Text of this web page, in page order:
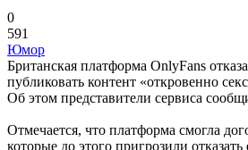
0
591
Юмор
Британская платформа OnlyFans
публиковать контент «откровенно
Об этом представители сервиса
Отмечается, что платформа смогла
которые до этого пригрозили